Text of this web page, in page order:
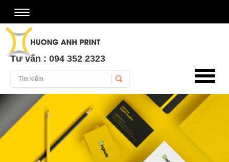
Tư vấn : 094 352 2323
Username
Password
Remember Me